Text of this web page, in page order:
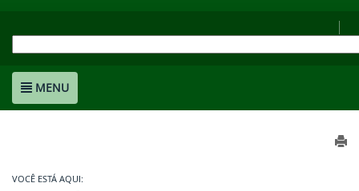
MENU
VOCÊ ESTÁ AQUI: